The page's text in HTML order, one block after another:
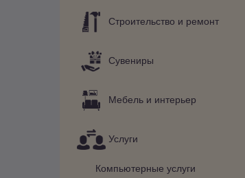
Строительство и ремонт
Сувениры
Мебель и интерьер
Услуги
Компьютерные услуги